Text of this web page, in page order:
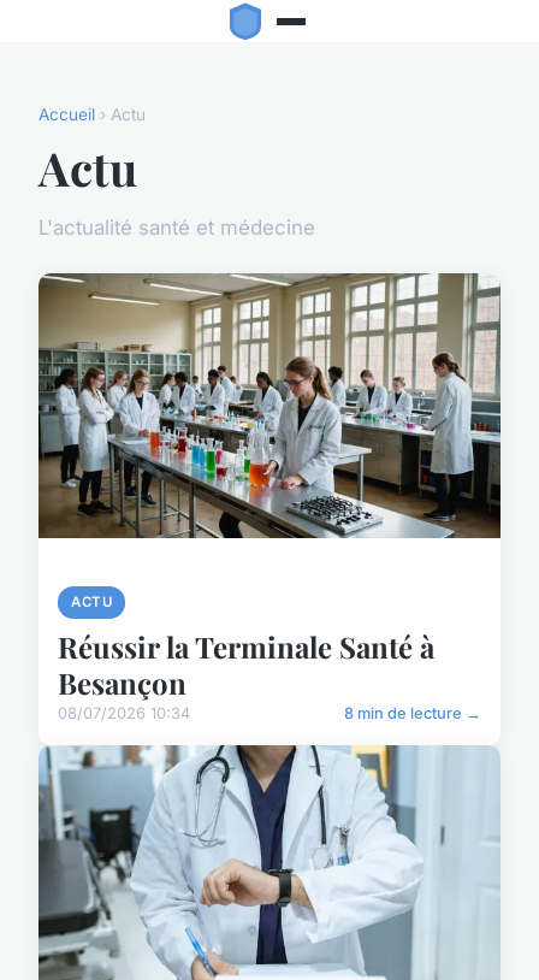
Accueil › Actu
Actu
L'actualité santé et médecine
ACTU
Réussir la Terminale Santé à
Besançon
08/07/2026 10:34 8 min de lecture →